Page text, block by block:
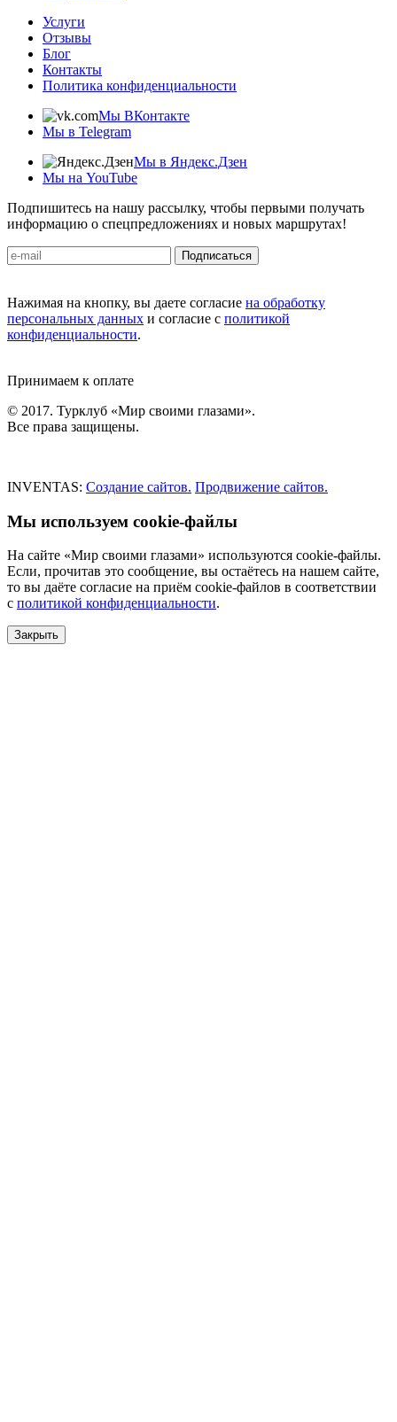
Услуги
Отзывы
Блог
Контакты
Политика конфиденциальности
Мы ВКонтакте
Мы в Telegram
Мы в Яндекс.Дзен
Мы на YouTube
Подпишитесь на нашу рассылку, чтобы первыми получать
информацию о спецпредложениях и новых маршрутах!
Подписаться
Нажимая на кнопку, вы даете согласие на обработку
персональных данных и согласие с политикой
конфиденциальности.
Принимаем к оплате
© 2017. Турклуб «Мир своими глазами».
Все права защищены.
INVENTAS: Создание сайтов. Продвижение сайтов.
Мы используем cookie-файлы
На сайте «Мир своими глазами» используются cookie-файлы.
Если, прочитав это сообщение, вы остаётесь на нашем сайте,
то вы даёте согласие на приём cookie-файлов в соответствии
с политикой конфиденциальности.
Закрыть